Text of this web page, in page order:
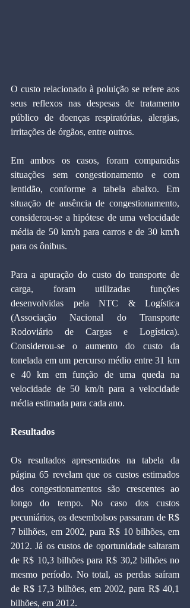
O custo relacionado à poluição se refere aos
seus reflexos nas despesas de tratamento
público de doenças respiratórias, alergias,
irritações de órgãos, entre outros.
Em ambos os casos, foram comparadas
situações sem congestionamento e com
lentidão, conforme a tabela abaixo. Em
situação de ausência de congestionamento,
considerou-se a hipótese de uma velocidade
média de 50 km/h para carros e de 30 km/h
para os ônibus.
Para a apuração do custo do transporte de
carga, foram utilizadas funções
desenvolvidas pela NTC & Logística
(Associação Nacional do Transporte
Rodoviário de Cargas e Logística).
Considerou-se o aumento do custo da
tonelada em um percurso médio entre 31 km
e 40 km em função de uma queda na
velocidade de 50 km/h para a velocidade
média estimada para cada ano.
Resultados
Os resultados apresentados na tabela da
página 65 revelam que os custos estimados
dos congestionamentos são crescentes ao
longo do tempo. No caso dos custos
pecuniários, os desembolsos passaram de R$
7 bilhões, em 2002, para R$ 10 bilhões, em
2012. Já os custos de oportunidade saltaram
de R$ 10,3 bilhões para R$ 30,2 bilhões no
mesmo período. No total, as perdas saíram
de R$ 17,3 bilhões, em 2002, para R$ 40,1
bilhões, em 2012.